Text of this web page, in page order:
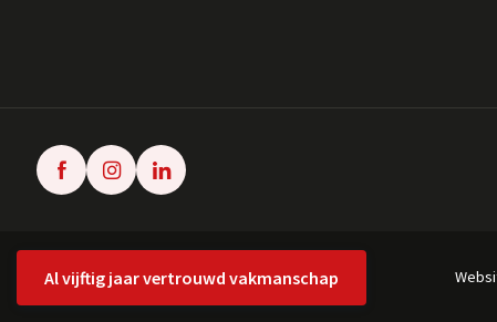
Al vijftig jaar vertrouwd vakmanschap